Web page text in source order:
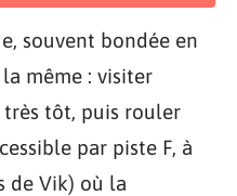
souvent bondée en
même : visiter
très tôt, puis rouler
par piste F, à
de Vik) où la